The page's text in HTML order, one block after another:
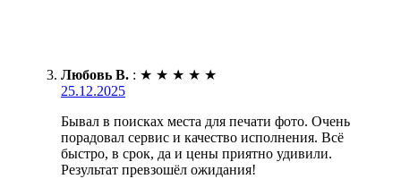
Любовь В. : ★ ★ ★ ★ ★
25.12.2025
Бывал в поисках места для печати фото. Очень
порадовал сервис и качество исполнения. Всё
быстро, в срок, да и цены приятно удивили.
Результат превзошёл ожидания!